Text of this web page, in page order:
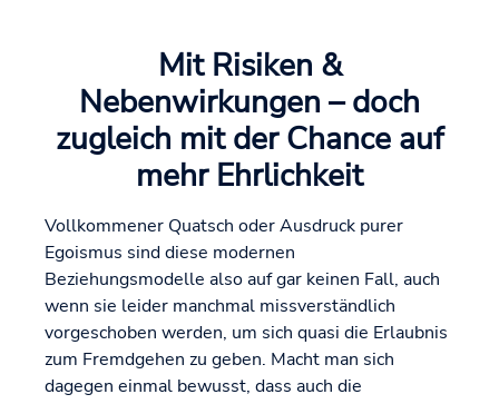
Mit Risiken &
Nebenwirkungen – doch
zugleich mit der Chance auf
mehr Ehrlichkeit
Vollkommener Quatsch oder Ausdruck purer
Egoismus sind diese modernen
Beziehungsmodelle also auf gar keinen Fall, auch
wenn sie leider manchmal missverständlich
vorgeschoben werden, um sich quasi die Erlaubnis
zum Fremdgehen zu geben. Macht man sich
dagegen einmal bewusst, dass auch die